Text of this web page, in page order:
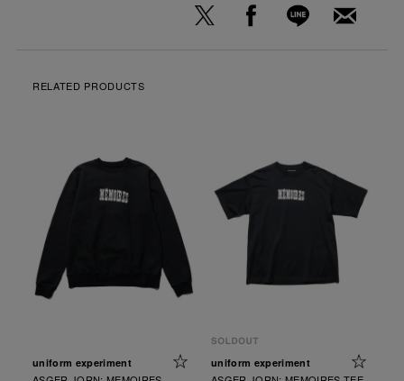
RELATED PRODUCTS
uniform experiment uniform experiment